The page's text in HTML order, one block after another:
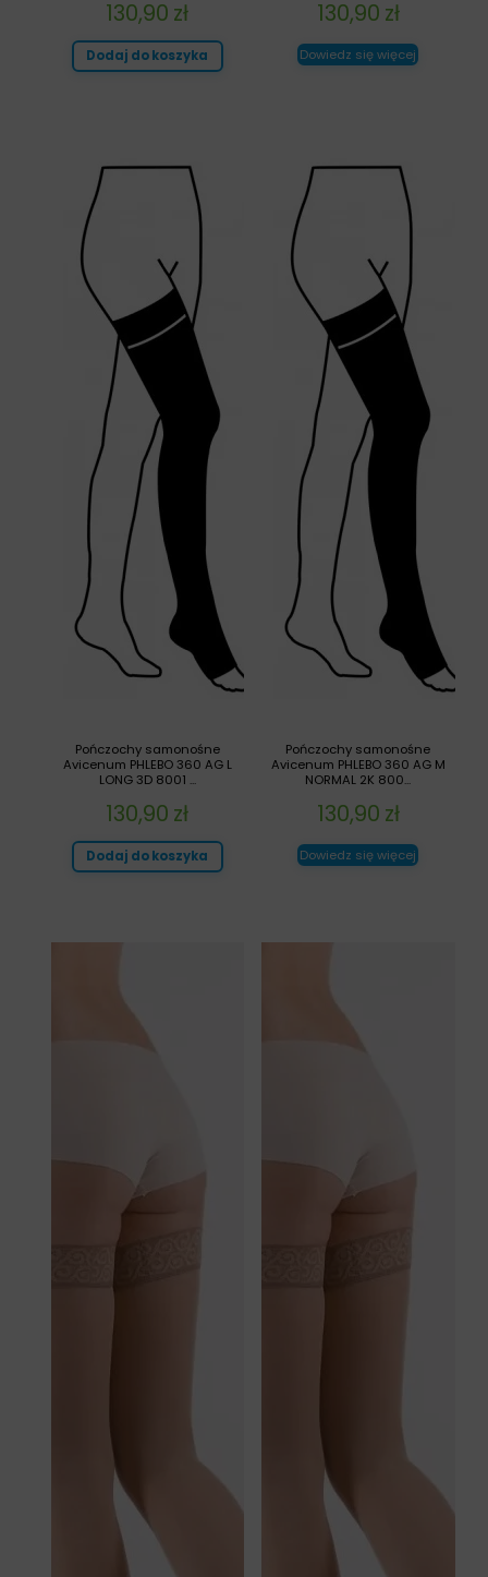
130,90 zł
Dowiedz się więcej
130,90 zł
Dodaj do koszyka
Pończochy samonośne
Avicenum PHLEBO 360 AG M
NORMAL 2K 800...
130,90 zł
Dowiedz się więcej
Pończochy samonośne
Avicenum PHLEBO 360 AG L
LONG 3D 8001 ...
130,90 zł
Dodaj do koszyka